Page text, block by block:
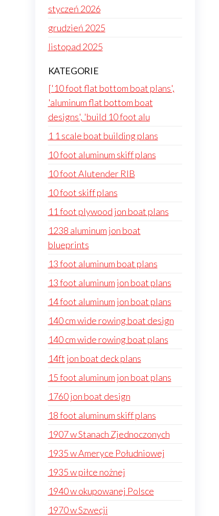
styczeń 2026
grudzień 2025
listopad 2025
KATEGORIE
['10 foot flat bottom boat plans',
'aluminum flat bottom boat
designs', 'build 10 foot alu
1 1 scale boat building plans
10 foot aluminum skiff plans
10 foot Alutender RIB
10 foot skiff plans
11 foot plywood jon boat plans
1238 aluminum jon boat
blueprints
13 foot aluminum boat plans
13 foot aluminum jon boat plans
14 foot aluminum jon boat plans
140 cm wide rowing boat design
140 cm wide rowing boat plans
14ft jon boat deck plans
15 foot aluminum jon boat plans
1760 jon boat design
18 foot aluminum skiff plans
1907 w Stanach Zjednoczonych
1935 w Ameryce Południowej
1935 w piłce nożnej
1940 w okupowanej Polsce
1970 w Szwecji